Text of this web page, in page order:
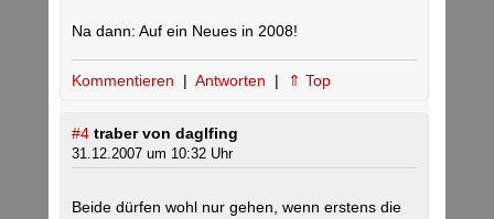
Na dann: Auf ein Neues in 2008!
Kommentieren | Antworten | ⇑ Top
#4 traber von daglfing
31.12.2007 um 10:32 Uhr
Beide dürfen wohl nur gehen, wenn erstens die